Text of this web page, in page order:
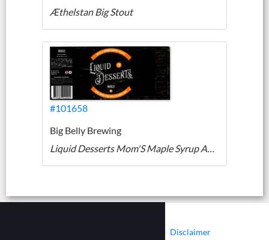
Æthelstan Big Stout
#101658
Big Belly Brewing
Liquid Desserts Mom'S Maple Syrup Apple Pie Barley Wine
Disclaimer